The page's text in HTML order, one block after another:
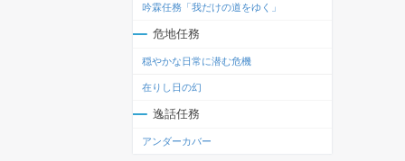
吟霖任務「我だけの道をゆく」
危地任務
穏やかな日常に潜む危機
在りし日の幻
逸話任務
アンダーカバー